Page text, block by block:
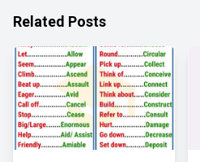
Related Posts